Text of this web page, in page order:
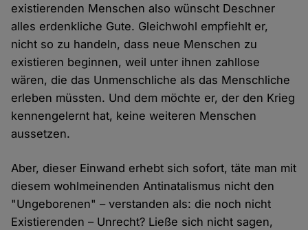
existierenden Menschen also wünscht Deschner
alles erdenkliche Gute. Gleichwohl empfiehlt er,
nicht so zu handeln, dass neue Menschen zu
existieren beginnen, weil unter ihnen zahllose
wären, die das Unmenschliche als das Menschliche
erleben müssten. Und dem möchte er, der den Krieg
kennengelernt hat, keine weiteren Menschen
aussetzen.
Aber, dieser Einwand erhebt sich sofort, täte man mit
diesem wohlmeinenden Antinatalismus nicht den
"Ungeborenen" – verstanden als: die noch nicht
Existierenden – Unrecht? Ließe sich nicht sagen,